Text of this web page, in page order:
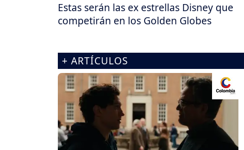
Estas serán las ex estrellas Disney que
competirán en los Golden Globes
+ ARTÍCULOS